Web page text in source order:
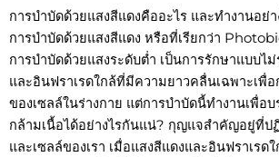
การบำบัดด้วยแสงสีแดงคืออะไร และทำงานอย่า
การบำบัดด้วยแสงสีแดง หรือที่เรียกว่า
การบำบัดด้วยแสงระดับต่ำ เป็นการรักษาแบบไ
และอินฟราเรดใกล้ที่มีความยาวคลื่นเฉพาะเพื่
ของเซลล์ในร่างกาย แต่การบำบัดนี้ทำงานเพื่อบ
กล้ามเนื้อได้อย่างไรกันแน่? กุญแจสำคัญอยู่ที่ป
และเซลล์ของเรา เมื่อแสงสีแดงและอินฟราเรด